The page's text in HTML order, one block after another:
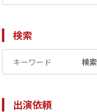
検索
検索
出演依頼